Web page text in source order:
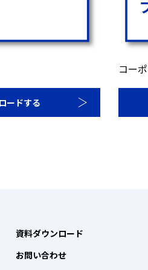
ードする
コー
資料ダウンロード
お問い合わせ